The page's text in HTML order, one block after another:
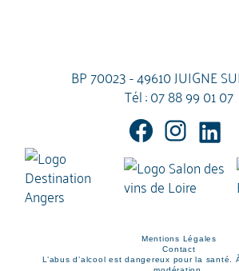
BP 70023 - 49610 JUIGNE
Tél :07 88 99 01 07
Mentions Légales
Contact
L’abus d’alcool est dangereux pour la santé.